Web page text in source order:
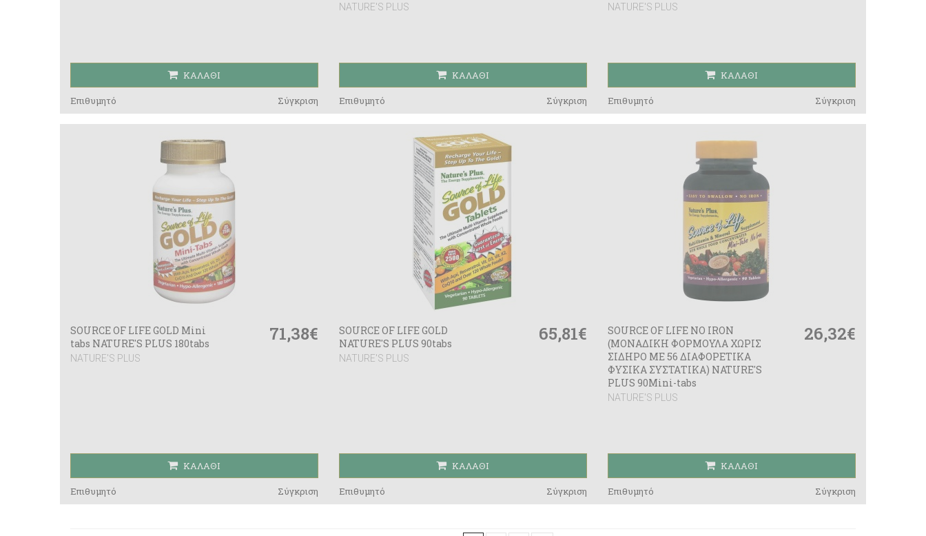
ΚΑΛΆΘΙ
Επιθυμητό Σύγκριση
NATURE'S PLUS
ΚΑΛΆΘΙ
Επιθυμητό Σύγκριση
NATURE'S PLUS
ΚΑΛΆΘΙ
Επιθυμητό Σύγκριση
SOURCE OF LIFE GOLD Mini
tabs NATURE'S PLUS 180tabs
NATURE'S PLUS
71,38€
ΚΑΛΆΘΙ
Επιθυμητό Σύγκριση
SOURCE OF LIFE GOLD
NATURE'S PLUS 90tabs
NATURE'S PLUS
65,81€
ΚΑΛΆΘΙ
Επιθυμητό Σύγκριση
SOURCE OF LIFE NO IRON
(ΜΟΝΑΔΙΚΗ ΦΟΡΜΟΥΛΑ ΧΩΡΙΣ
ΣΙΔΗΡΟ ΜΕ 56 ΔΙΑΦΟΡΕΤΙΚΑ
ΦΥΣΙΚΑ ΣΥΣΤΑΤΙΚΑ) NATURE'S
PLUS 90Mini-tabs
NATURE'S PLUS
26,32€
ΚΑΛΆΘΙ
Επιθυμητό Σύγκριση